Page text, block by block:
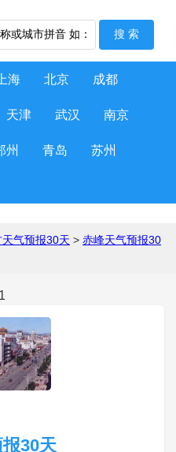
上海 北京 成都
天津 武汉 南京
州 青岛 苏州
天气预报30天 > 赤峰天气预报30
30天